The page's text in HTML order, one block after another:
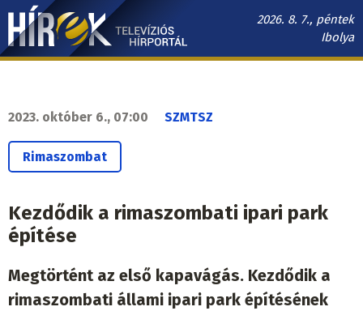
Ugrás
tartalomra
2026. 8. 7., péntek
Ibolya
Hírek.sk
navigáció
2023. október 6., 07:00 SZMTSZ
Rimaszombat
Kezdődik a rimaszombati ipari park
építése
Megtörtént az első kapavágás. Kezdődik a
rimaszombati állami ipari park építésének